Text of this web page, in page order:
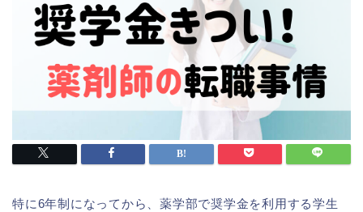
特に6年制になってから、薬学部で奨学金を利用する学生